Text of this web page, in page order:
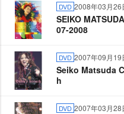
DVD 2008年03月26
SEIKO
07-2008
DVD 2007年09月19
Seiko Matsuda
h
DVD 2007年03月28